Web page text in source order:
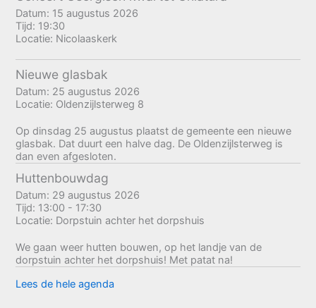
Datum: 15 augustus 2026
Tijd: 19:30
Locatie: Nicolaaskerk
Nieuwe glasbak
Datum: 25 augustus 2026
Locatie: Oldenzijlsterweg 8
Op dinsdag 25 augustus plaatst de gemeente een nieuwe
glasbak. Dat duurt een halve dag. De Oldenzijlsterweg is
dan even afgesloten.
Huttenbouwdag
Datum: 29 augustus 2026
Tijd: 13:00 - 17:30
Locatie: Dorpstuin achter het dorpshuis
We gaan weer hutten bouwen, op het landje van de
dorpstuin achter het dorpshuis! Met patat na!
Lees de hele agenda